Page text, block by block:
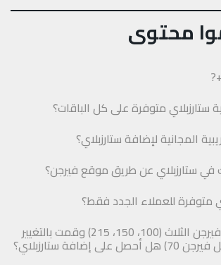
محتوى
ستارزبلاي متوفرة على كل الباقات؟
المجانية لإضافة ستارزبلاي؟
في ستارزبلاي عن طريق موقع فيرجن؟
متوفرة للعملاء الجدد فقط؟
أخذت إحدى باقات فيرجن الثلاث (100، 150، 215) وقمت بالتغيير
ستارزبلاي؟